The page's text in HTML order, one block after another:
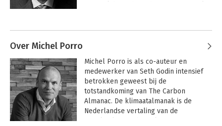
Over Michel Porro
Michel Porro is als co-auteur en
medewerker van Seth Godin intensief
betrokken geweest bij de
totstandkoming van The Carbon
Almanac. De klimaatalmanak is de
Nederlandse vertaling van de